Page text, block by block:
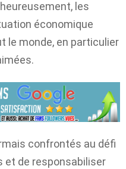
les
économique
le monde, en particulier
confrontés au défi
et de responsabiliser